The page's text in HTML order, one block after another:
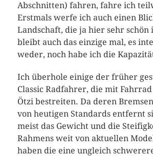
Abschnitten) fahren, fahre ich
Erstmals werfe ich auch einen
Landschaft, die ja hier sehr schön
bleibt auch das einzige mal, es
weder, noch habe ich die
Ich überhole einige der früher
Classic Radfahrer, die mit
Ötzi bestreiten. Da deren
von heutigen Standards entfernt
meist das Gewicht und die
Rahmens weit von aktuellen
haben die eine ungleich